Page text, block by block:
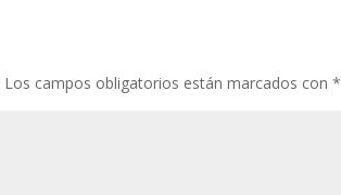
Los campos obligatorios están marcados con*